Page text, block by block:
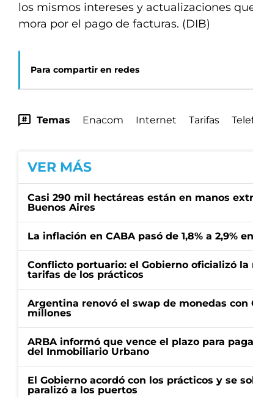
los mismos intereses y actualizaciones
mora por el pago de facturas. (DIB)
Para compartir en redes
Temas Enacom Internet Tarifas
VER MÁS
Casi 290 mil hectáreas están en manos
Buenos Aires
La inflación en CABA pasó de 1,8% a 2,9%
Conflicto portuario: el Gobierno oficializó la
tarifas de los prácticos
Argentina renovó el swap de monedas con
millones
ARBA informó que vence el plazo para
del Inmobiliario Urbano
El Gobierno acordó con los prácticos y se
paralizó a los puertos